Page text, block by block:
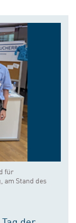
für
am Stand des